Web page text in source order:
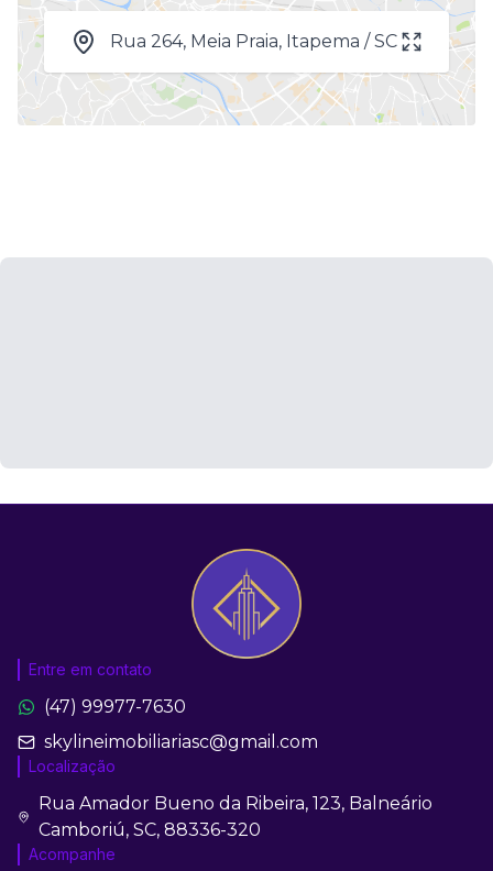
Rua 264, Meia Praia, Itapema / SC
Entre em contato
(47) 99977-7630
skylineimobiliariasc@gmail.com
Localização
Rua Amador Bueno da Ribeira, 123, Balneário
Camboriú, SC, 88336-320
Acompanhe